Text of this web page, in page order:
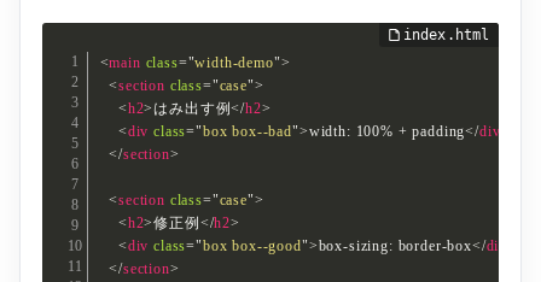
<main class="width-demo">
<section class="case">
<h2>はみ出す例</h2>
<div class="box box--bad">width: 100% + padding</div
</section>
<section class="case">
<h2>修正例</h2>
<div class="box box--good">box-sizing: border-box</div
</section>